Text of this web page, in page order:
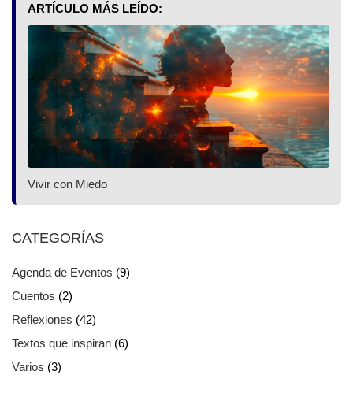
ARTÍCULO MÁS LEÍDO:
Vivir con Miedo
CATEGORÍAS
Agenda de Eventos (9)
Cuentos (2)
Reflexiones (42)
Textos que inspiran (6)
Varios (3)